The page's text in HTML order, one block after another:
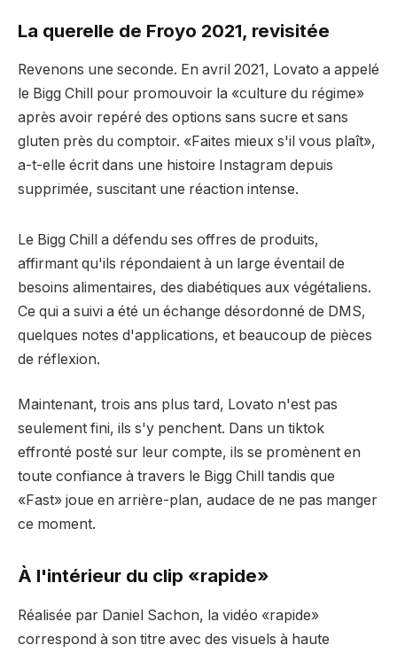
La querelle de Froyo 2021, revisitée
Revenons une seconde. En avril 2021, Lovato a appelé
le Bigg Chill pour promouvoir la «culture du régime»
après avoir repéré des options sans sucre et sans
gluten près du comptoir. «Faites mieux s'il vous plaît»,
a-t-elle écrit dans une histoire Instagram depuis
supprimée, suscitant une réaction intense.
Le Bigg Chill a défendu ses offres de produits,
affirmant qu'ils répondaient à un large éventail de
besoins alimentaires, des diabétiques aux végétaliens.
Ce qui a suivi a été un échange désordonné de DMS,
quelques notes d'applications, et beaucoup de pièces
de réflexion.
Maintenant, trois ans plus tard, Lovato n'est pas
seulement fini, ils s'y penchent. Dans un tiktok
effronté posté sur leur compte, ils se promènent en
toute confiance à travers le Bigg Chill tandis que
«Fast» joue en arrière-plan, audace de ne pas manger
ce moment.
À l'intérieur du clip «rapide»
Réalisée par Daniel Sachon, la vidéo «rapide»
correspond à son titre avec des visuels à haute